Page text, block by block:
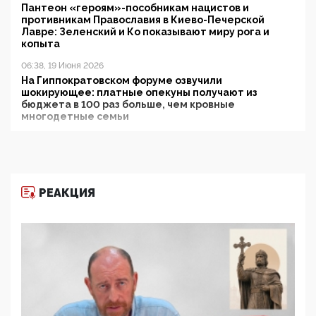
Пантеон «героям»-пособникам нацистов и
противникам Православия в Киево-Печерской
Лавре: Зеленский и Ко показывают миру рога и
копыта
06:38, 19 Июня 2026
На Гиппократовском форуме озвучили
шокирующее: платные опекуны получают из
бюджета в 100 раз больше, чем кровные
многодетные семьи
11:53, 09 Июня 2026
деятельность ИИТО ЮНЕСКО в России, но
цифроглобалисты продолжают определять
повестку в образовании
09:43, 01 Июня 2026
5G за счет здоровья граждан: Минцифры намерено
отобрать у регионов и муниципалитетов право
защищать жилые дома и социальные объекты от
РЕАКЦИЯ